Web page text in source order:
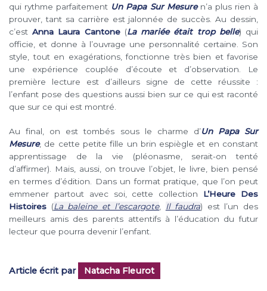
qui rythme parfaitement Un Papa Sur Mesuren’a plus rien à
prouver, tant sa carrière est jalonnée de succès. Au dessin,
c’estAnna Laura Cantone(La mariée était trop belle) qui
officie, et donne à l’ouvrage une personnalité certaine. Son
style, tout en exagérations, fonctionne très bien et favorise
une expérience couplée d’écoute et d’observation. Le
première lecture est d’ailleurs signe de cette réussite :
l’enfant pose des questions aussi bien sur ce qui est raconté
que sur ce qui est montré.
Au final, on est tombés sous le charme d’Un Papa Sur
Mesure, de cette petite fille un brin espiègle et en constant
apprentissage de la vie (pléonasme, serait-on tenté
d’affirmer). Mais, aussi, on trouve l’objet, le livre, bien pensé
en termes d’édition. Dans un format pratique, que l’on peut
emmener partout avec soi, cette collection L’Heure Des
Histoires (La baleine et l’escargote, Il faudra) est l’un des
meilleurs amis des parents attentifs à l’éducation du futur
lecteur que pourra devenir l’enfant.
Article écrit par Natacha Fleurot